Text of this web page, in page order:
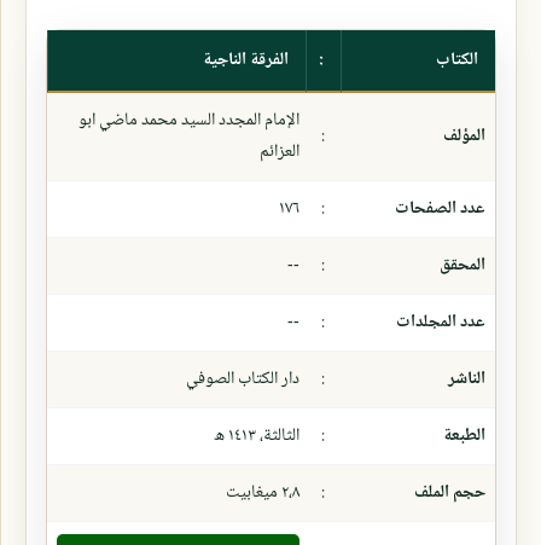
الكتاب : الفرقة الناجية
المؤلف :
الإمام المجدد السيد محمد ماضي ابو
العزائم
عدد الصفحات
:
١٧٦
المحقق
:
--
عدد المجلدات
:
--
الناشر
:
دار الكتاب الصوفي
الطبعة
:
الثالثة، ١٤١٣ ھ
حجم الملف
: ٢،٨ ميغابيت